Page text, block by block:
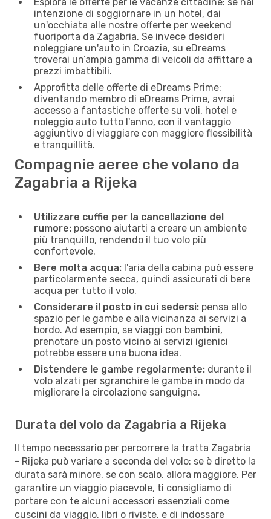
intenzione di soggiornare in un hotel, dai
un'occhiata alle nostre offerte per weekend
fuoriporta da Zagabria. Se invece desideri
noleggiare un'auto in Croazia, su eDreams
troverai un’ampia gamma di veicoli da affittare a
prezzi imbattibili.
Approfitta delle offerte di eDreams Prime:
diventando membro di eDreams Prime, avrai
accesso a fantastiche offerte su voli, hotel e
noleggio auto tutto l'anno, con il vantaggio
aggiuntivo di viaggiare con maggiore flessibilità
e tranquillità.
Compagnie aeree che volano da
Zagabria a Rijeka
Utilizzare cuffie per la cancellazione del
rumore: possono aiutarti a creare un ambiente
più tranquillo, rendendo il tuo volo più
confortevole.
Bere molta acqua: l'aria della cabina può essere
particolarmente secca, quindi assicurati di bere
acqua per tutto il volo.
Considerare il posto in cui sedersi: pensa allo
spazio per le gambe e alla vicinanza ai servizi a
bordo. Ad esempio, se viaggi con bambini,
prenotare un posto vicino ai servizi igienici
potrebbe essere una buona idea.
Distendere le gambe regolarmente: durante il
volo alzati per sgranchire le gambe in modo da
migliorare la circolazione sanguigna.
Durata del volo da Zagabria a Rijeka
Il tempo necessario per percorrere la tratta Zagabria
- Rijeka può variare a seconda del volo: se è diretto la
durata sarà minore, se con scalo, allora maggiore. Per
garantire un viaggio piacevole, ti consigliamo di
portare con te alcuni accessori essenziali come
cuscini da viaggio, libri o riviste, e di indossare